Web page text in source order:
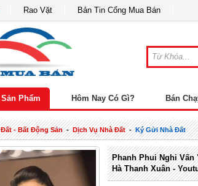
Rao Vặt Bản Tin Cổng Mua Bán
Phẩm Hôm Nay Có Gì? Bán
Đất - Bất Động Sản-Dịch Vụ Nhà Đất-Ký Gửi Nhà Đất
Phanh Phui Nghi
Hà Thanh Xuân -